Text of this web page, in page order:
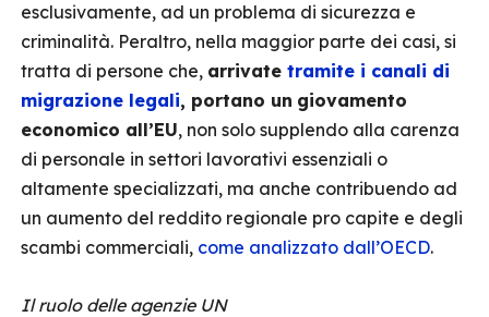
esclusivamente, ad un problema di sicurezza e
criminalità. Peraltro, nella maggior parte dei casi, si
tratta di persone che, arrivate tramite i canali di
migrazione legali, portano un giovamento
economico all’EU, non solo supplendo alla carenza
di personale in settori lavorativi essenziali o
altamente specializzati, ma anche contribuendo ad
un aumento del reddito regionale pro capite e degli
scambi commerciali, come analizzato dall’OECD.
Il ruolo delle agenzie UN